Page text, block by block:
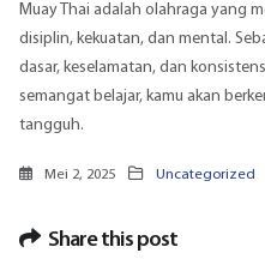
Muay Thai adalah olahraga yang
disiplin, kekuatan, dan mental.
dasar, keselamatan, dan
semangat belajar, kamu akan
tangguh.
Mei 2, 2025 Uncategorized
Share this post